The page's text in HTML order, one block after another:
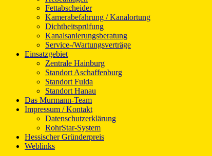
Fettabscheider
Kamerabefahrung / Kanalortung
Dichtheitsprüfung
Kanalsanierungsberatung
Service-/Wartungsverträge
Einsatzgebiet
Zentrale Hainburg
Standort Aschaffenburg
Standort Fulda
Standort Hanau
Das Murmann-Team
Impressum / Kontakt
Datenschutzerklärung
RohrStar-System
Hessischer Gründerpreis
Weblinks